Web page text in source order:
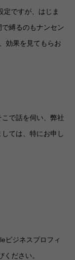
定ですが、はじま
縛るのもナンセン
効果を見てもらお
で話を伺い、弊社
ては、特にお申し
ビジネスプロフィ
ださい。